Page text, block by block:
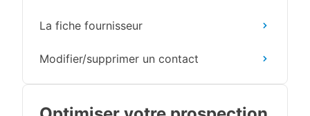
La fiche fournisseur
Modifier/supprimer un contact